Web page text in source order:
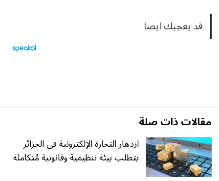
قد يعجبك ايضا
مقالات ذات صلة
ازدهار التجارة الإلكترونية في الجزائر
يتطلب بيئة تنظيمية وقانونية مُتكاملة